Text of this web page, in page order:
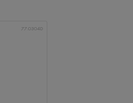
77.0304D